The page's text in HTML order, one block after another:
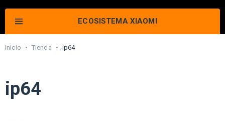
ECOSISTEMA XIAOMI
Inicio • Tienda • ip64
ip64